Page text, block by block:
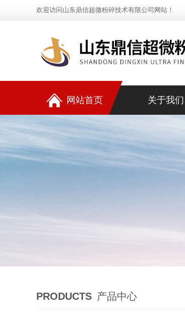
欢迎访问山东鼎信超微粉碎技术有限公司网站！
网站首页 关于我们
PRODUCTS 产品中心